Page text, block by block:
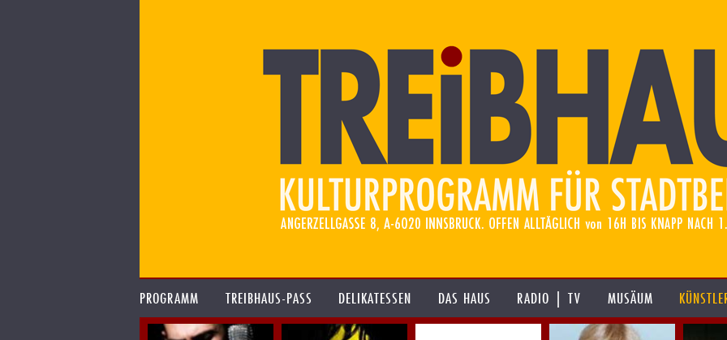
PROGRAMM TREIBHAUS-PASS DELIKATESSEN DAS HAUS RADIO | TV MUSÄUM